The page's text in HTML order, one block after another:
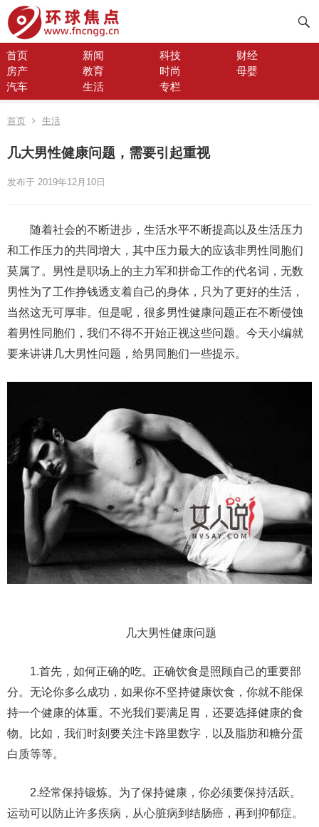
首页 新闻 科技
财经
房产
教育 时尚
母婴
汽车
生活 专栏
首页 生活
几大男性健康问题，需要引起重视
发布于 2019年12月10日
随着社会的不断进步，生活水平不断提高以及生活压力
和工作压力的共同增大，其中压力最大的应该非男性同胞们
莫属了。男性是职场上的主力军和拼命工作的代名词，无数
男性为了工作挣钱透支着自己的身体，只为了更好的生活，
当然这无可厚非。但是呢，很多男性健康问题正在不断侵蚀
着男性同胞们，我们不得不开始正视这些问题。今天小编就
要来讲讲几大男性问题，给男同胞们一些提示。
几大男性健康问题
1.首先，如何正确的吃。正确饮食是照顾自己的重要部
分。无论你多么成功，如果你不坚持健康饮食，你就不能保
持一个健康的体重。不光我们要满足胃，还要选择健康的食
物。比如，我们时刻要关注卡路里数字，以及脂肪和糖分蛋
白质等等。
2.经常保持锻炼。为了保持健康，你必须要保持活跃。
运动可以防止许多疾病，从心脏病到结肠癌，再到抑郁症。